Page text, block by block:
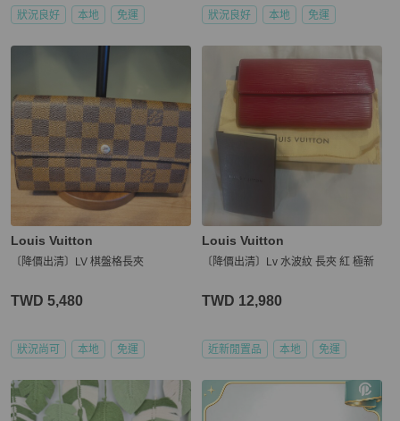
狀況良好 本地 免運 狀況良好 本地 免運
Louis Vuitton
〔降價出清〕LV 棋盤格長夾
TWD 5,480
狀況尚可 本地 免運
Louis Vuitton
〔降價出清〕Lv 水波紋 長夾 紅 極新
TWD 12,980
近新閒置品 本地 免運